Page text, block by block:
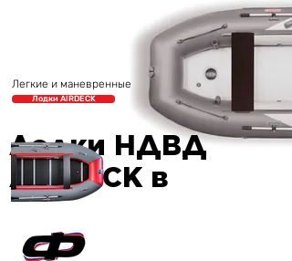
Легкие и маневренные
Лодки AIRDECK
Лодки НДВД
AIRDECK в
Гарантия